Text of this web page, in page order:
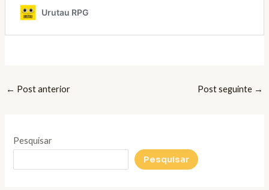
← Post anterior Post seguinte →
Pesquisar
Pesquisar